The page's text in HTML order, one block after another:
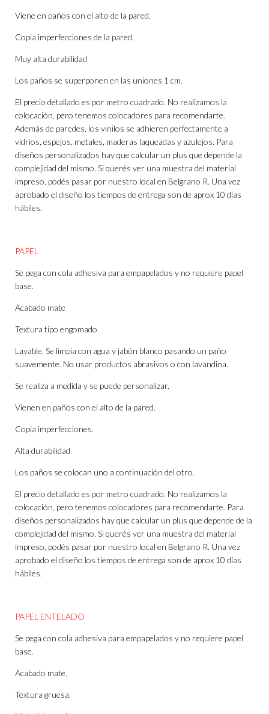
Viene en paños con el alto de la pared.
Copia imperfecciones de la pared.
Muy alta durabilidad
Los paños se superponen en las uniones 1 cm.
El precio detallado es por metro cuadrado. No realizamos la
colocación, pero tenemos colocadores para recomendarte.
Además de paredes, los vinilos se adhieren perfectamente a
vidrios, espejos, metales, maderas laqueadas y azulejos. Para
diseños personalizados hay que calcular un plus que depende la
complejidad del mismo. Si querés ver una muestra del material
impreso, podés pasar por nuestro local en Belgrano R. Una vez
aprobado el diseño los tiempos de entrega son de aprox 10 días
hábiles.
PAPEL
Se pega con cola adhesiva para empapelados y no requiere papel
base.
Acabado mate
Textura tipo engomado
Lavable. Se limpia con agua y jabón blanco pasando un paño
suavemente. No usar productos abrasivos o con lavandina.
Se realiza a medida y se puede personalizar.
Vienen en paños con el alto de la pared.
Copia imperfecciones.
Alta durabilidad
Los paños se colocan uno a continuación del otro.
El precio detallado es por metro cuadrado. No realizamos la
colocación, pero tenemos colocadores para recomendarte. Para
diseños personalizados hay que calcular un plus que depende de la
complejidad del mismo. Si querés ver una muestra del material
impreso, podés pasar por nuestro local en Belgrano R. Una vez
aprobado el diseño los tiempos de entrega son de aprox 10 días
hábiles.
PAPEL ENTELADO
Se pega con cola adhesiva para empapelados y no requiere papel
base.
Acabado mate.
Textura gruesa.